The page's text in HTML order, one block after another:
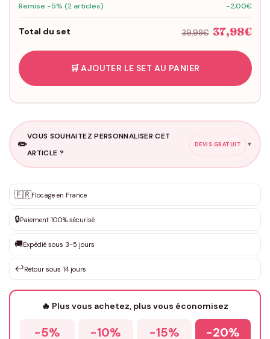
Remise -5% (2 articles)
-2,00€
Total du set 39,98€ 37,98€
🛒 AJOUTER LE SET AU PANIER
✏️
VOUS SOUHAITEZ PERSONNALISER CET
ARTICLE ?
DEVIS GRATUIT ▼
✨ Personnalisation sur mesure
DEVIS GRATUIT · Personnalisation de 3 à 10€ selon la demande
Que souhaitez-vous ?*
Votre texte / idée*
Prénom*
🇫🇷Flocage en France
🔒Paiement 100% sécurisé
🚚Expédié sous 3-5 jours
↩️Retour sous 14 jours
🔥 Plus vous achetez, plus vous économisez
-5% -10% -15% -20%